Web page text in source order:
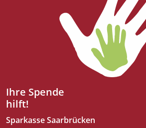
Ihre Spende
hilft!
Sparkasse Saarbrücken